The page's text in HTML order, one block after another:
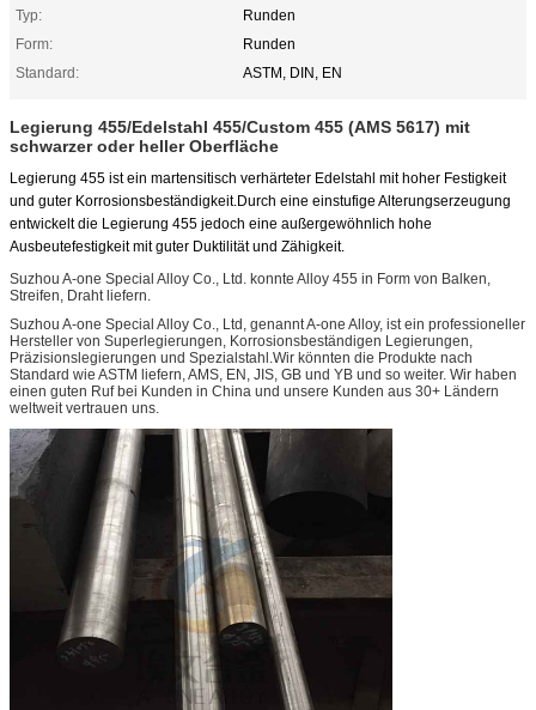
Typ:
Runden
Form:
Runden
Standard:
ASTM, DIN, EN
Legierung 455/Edelstahl 455/Custom 455 (AMS 5617) mit
schwarzer oder heller Oberfläche
Legierung 455 ist ein martensitisch verhärteter Edelstahl mit hoher Festigkeit
und guter Korrosionsbeständigkeit.Durch eine einstufige Alterungserzeugung
entwickelt die Legierung 455 jedoch eine außergewöhnlich hohe
Ausbeutefestigkeit mit guter Duktilität und Zähigkeit.
Suzhou A-one Special Alloy Co., Ltd. konnte Alloy 455 in Form von Balken,
Streifen, Draht liefern.
Suzhou A-one Special Alloy Co., Ltd, genannt A-one Alloy, ist ein professioneller
Hersteller von Superlegierungen, Korrosionsbeständigen Legierungen,
Präzisionslegierungen und Spezialstahl.Wir könnten die Produkte nach
Standard wie ASTM liefern, AMS, EN, JIS, GB und YB und so weiter. Wir haben
einen guten Ruf bei Kunden in China und unsere Kunden aus 30+ Ländern
weltweit vertrauen uns.